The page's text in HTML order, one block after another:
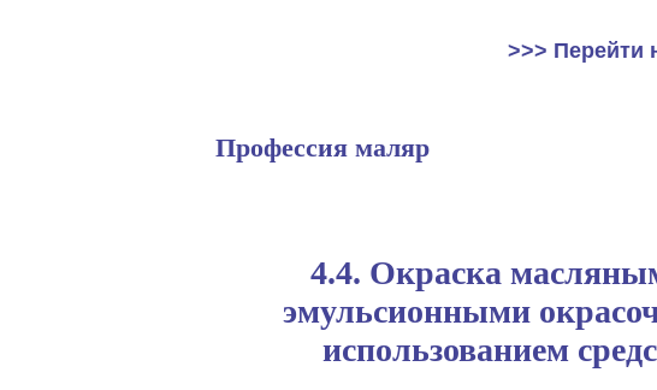
>>> Перейти
Профессия маляр
4.4. Окраска
эмульсионными
использованием